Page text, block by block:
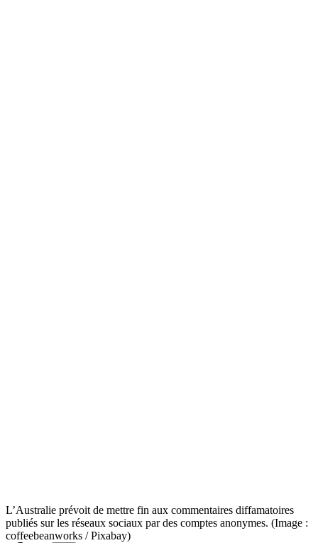
L’Australie prévoit de mettre fin aux commentaires diffamatoires
publiés sur les réseaux sociaux par des comptes anonymes. (Image :
coffeebeanworks / Pixabay)